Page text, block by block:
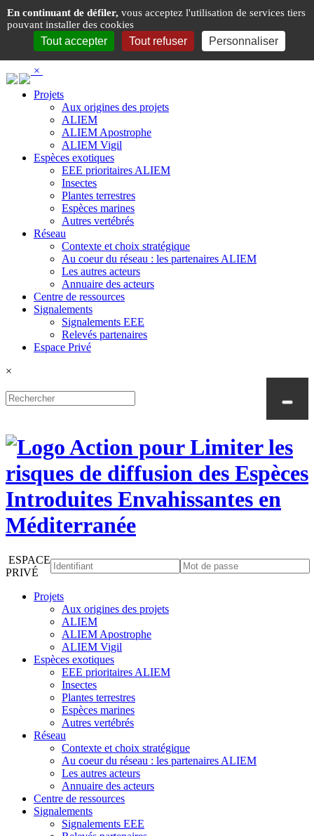
×
Projets
Aux origines des projets
ALIEM
ALIEM Apostrophe
ALIEM Vigil
Espèces exotiques
EEE prioritaires ALIEM
Insectes
Plantes terrestres
Espèces marines
Autres vertébrés
Réseau
Contexte et choix stratégique
Au coeur du réseau : les partenaires ALIEM
Les autres acteurs
Annuaire des acteurs
Centre de ressources
Signalements
Signalements EEE
Relevés partenaires
Espace Privé
×
ESPACE
PRIVÉ
Projets
Aux origines des projets
ALIEM
ALIEM Apostrophe
ALIEM Vigil
Espèces exotiques
EEE prioritaires ALIEM
Insectes
Plantes terrestres
Espèces marines
Autres vertébrés
Réseau
Contexte et choix stratégique
Au coeur du réseau : les partenaires ALIEM
Les autres acteurs
Annuaire des acteurs
Centre de ressources
Signalements
Signalements EEE
Panneau de gestion des cookies
En continuant de défiler, vous acceptez l'utilisation de services tiers
pouvant installer des cookies
Tout accepter Tout refuser Personnaliser